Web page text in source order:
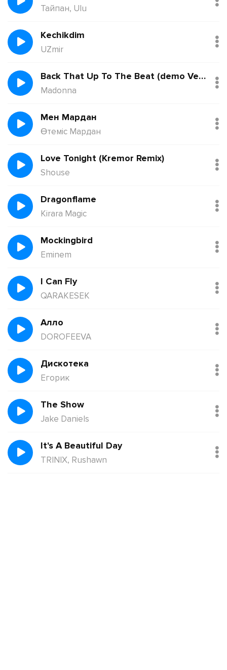
Тайпан, Ulu
Kechikdim
UZmir
Back That Up To The Beat (demo Version)
Madonna
Мен Мардан
Өтеміс Мардан
Love Tonight (Kremor Remix)
Shouse
Dragonflame
Kirara Magic
Mockingbird
Eminem
I Can Fly
QARAKESEK
Алло
DOROFEEVA
Дискотека
Егорик
The Show
Jake Daniels
It's A Beautiful Day
TRINIX, Rushawn